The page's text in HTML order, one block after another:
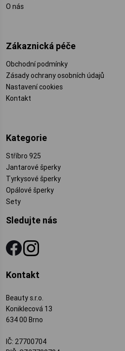
O nás
Zákaznická péče
Obchodní podmínky
Zásady ochrany osobních údajů
Nastavení cookies
Kontakt
Kategorie
Stříbro 925
Jantarové šperky
Tyrkysové šperky
Opálové šperky
Sety
Sledujte nás
Kontakt
Beauty s.r.o.
Koniklecová 13
634 00 Brno
IČ: 27700704